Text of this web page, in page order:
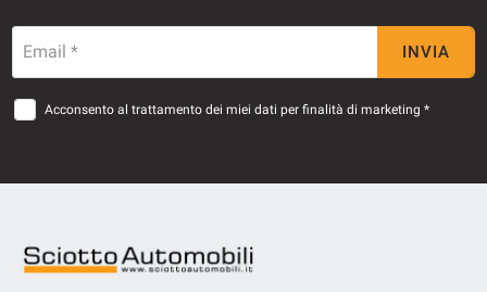
Email * INVIA
Acconsento al trattamento dei miei dati per finalità di marketing *